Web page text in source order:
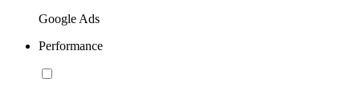
Google Ads
Performance